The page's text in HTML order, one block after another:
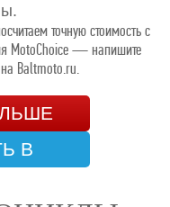
точную стоимость с
MotoChoice — напишите
Baltmoto.ru.
В